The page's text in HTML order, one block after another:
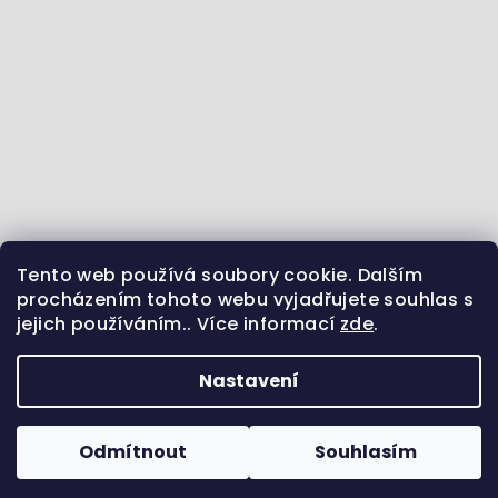
Tento web používá soubory cookie. Dalším
procházením tohoto webu vyjadřujete souhlas s
jejich používáním.. Více informací zde.
Nastavení
Odmítnout Souhlasím
Jdeme se vzdělávat :) - články ze světa zvířat
Sledujte nás na Instagramu
Jsme i na Facebooku
Uvidíme se na Pinterestu?
vyhrazena.
Vytvořil Shoptet